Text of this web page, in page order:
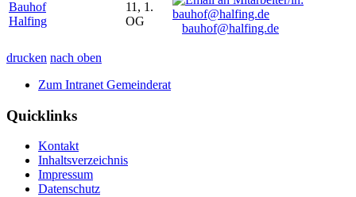
Bauhof
Halfing
11, 1.
OG
bauhof@halfing.de
drucken nach oben
Zum Intranet Gemeinderat
Quicklinks
Kontakt
Inhaltsverzeichnis
Impressum
Datenschutz